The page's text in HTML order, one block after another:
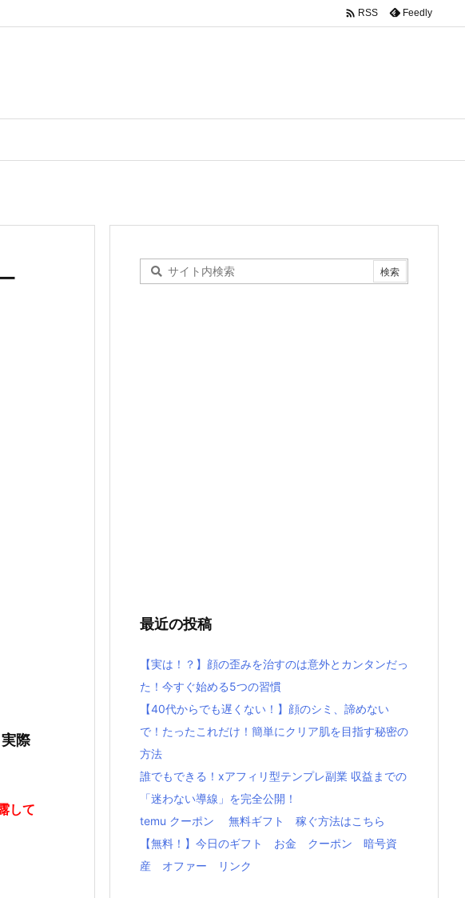
 RSS Feedly
際
して
最近の投稿
【実は！？】顔の歪みを治すのは意外とカンタンだっ
た！今すぐ始める5つの習慣
【40代からでも遅くない！】顔のシミ、諦めない
で！たったこれだけ！簡単にクリア肌を目指す秘密の
方法
誰でもできる！xアフィリ型テンプレ副業 収益までの
「迷わない導線」を完全公開！
temu クーポン 無料ギフト 稼ぐ方法はこちら
【無料！】今日のギフト お金 クーポン 暗号資
産 オファー リンク